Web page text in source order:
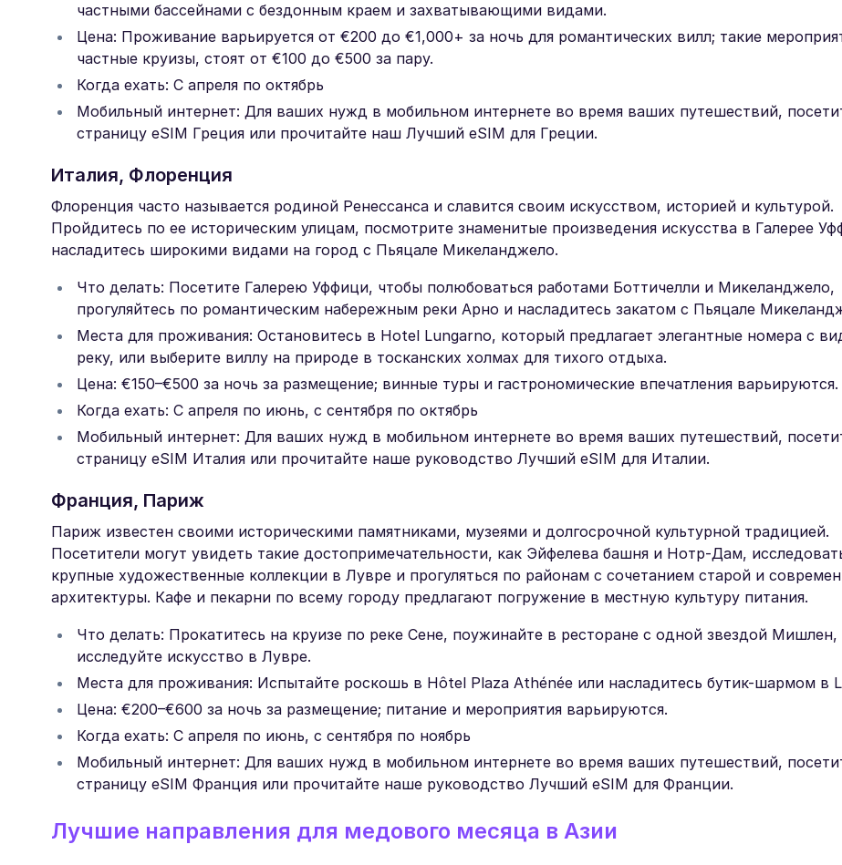
частными бассейнами с бездонным краем и захватывающими видами.
Цена: Проживание варьируется от €200 до €1,000+ за ночь для романтических вилл; такие
частные круизы, стоят от €100 до €500 за пару.
Когда ехать: С апреля по октябрь
Мобильный интернет: Для ваших нужд в мобильном интернете во время ваших путешествий,
страницу eSIM Греция или прочитайте наш Лучший eSIM для Греции.
Италия, Флоренция
Флоренция часто называется родиной Ренессанса и славится своим искусством, историей и культурой.
Пройдитесь по ее историческим улицам, посмотрите знаменитые произведения искусства в Галерее
насладитесь широкими видами на город с Пьяцале Микеланджело.
Что делать: Посетите Галерею Уффици, чтобы полюбоваться работами Боттичелли и Микеланджело,
прогуляйтесь по романтическим набережным реки Арно и насладитесь закатом с Пьяцале
Места для проживания: Остановитесь в Hotel Lungarno, который предлагает элегантные номера с
реку, или выберите виллу на природе в тосканских холмах для тихого отдыха.
Цена: €150–€500 за ночь за размещение; винные туры и гастрономические впечатления варьируются.
Когда ехать: С апреля по июнь, с сентября по октябрь
Мобильный интернет: Для ваших нужд в мобильном интернете во время ваших путешествий,
страницу eSIM Италия или прочитайте наше руководство Лучший eSIM для Италии.
Франция, Париж
Париж известен своими историческими памятниками, музеями и долгосрочной культурной традицией.
Посетители могут увидеть такие достопримечательности, как Эйфелева башня и Нотр-Дам,
крупные художественные коллекции в Лувре и прогуляться по районам с сочетанием старой и
архитектуры. Кафе и пекарни по всему городу предлагают погружение в местную культуру питания.
Что делать: Прокатитесь на круизе по реке Сене, поужинайте в ресторане с одной звездой Мишлен,
исследуйте искусство в Лувре.
Места для проживания: Испытайте роскошь в Hôtel Plaza Athénée или насладитесь бутик-шармом в
Цена: €200–€600 за ночь за размещение; питание и мероприятия варьируются.
Когда ехать: С апреля по июнь, с сентября по ноябрь
Мобильный интернет: Для ваших нужд в мобильном интернете во время ваших путешествий,
страницу eSIM Франция или прочитайте наше руководство Лучший eSIM для Франции.
Лучшие направления для медового месяца в Азии